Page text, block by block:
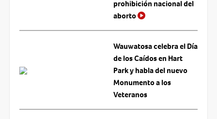
prohibición nacional del
aborto
Wauwatosa celebra el Día
de los Caídos en Hart
Park y habla del nuevo
Monumento a los
Veteranos